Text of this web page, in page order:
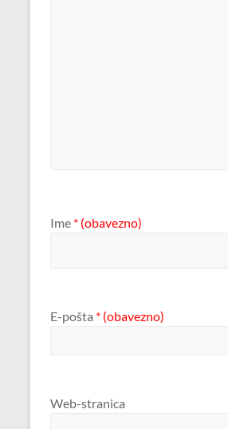
Ime * (obavezno)
E-pošta * (obavezno)
Web-stranica